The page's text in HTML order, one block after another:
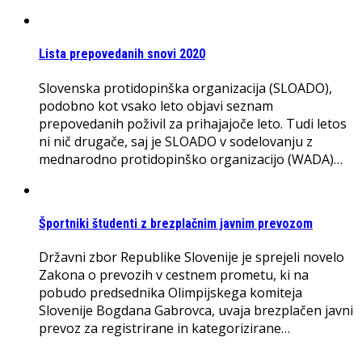
Lista prepovedanih snovi 2020
Slovenska protidopinška organizacija (SLOADO),
podobno kot vsako leto objavi seznam
prepovedanih poživil za prihajajoče leto. Tudi letos
ni nič drugače, saj je SLOADO v sodelovanju z
mednarodno protidopinško organizacijo (WADA)…
Športniki študenti z brezplačnim javnim prevozom
Državni zbor Republike Slovenije je sprejeli novelo
Zakona o prevozih v cestnem prometu, ki na
pobudo predsednika Olimpijskega komiteja
Slovenije Bogdana Gabrovca, uvaja brezplačen javni
prevoz za registrirane in kategorizirane…